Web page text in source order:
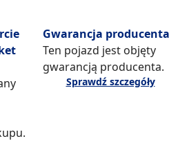
Gwarancja producenta
Ten pojazd jest objęty
gwarancją producenta.
Sprawdź szczegóły